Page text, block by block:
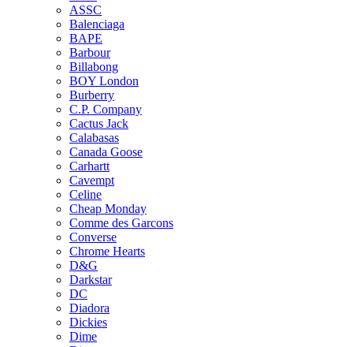
ASSC
Balenciaga
BAPE
Barbour
Billabong
BOY London
Burberry
C.P. Company
Cactus Jack
Calabasas
Canada Goose
Carhartt
Cavempt
Celine
Cheap Monday
Comme des Garcons
Converse
Chrome Hearts
D&G
Darkstar
DC
Diadora
Dickies
Dime